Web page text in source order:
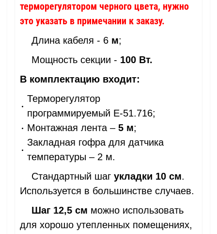
терморегулятором черного цвета, нужно
это указать в примечании к заказу.
Длина кабеля - 6 м;
Мощность секции - 100 Вт.
В комплектацию входит:
Терморегулятор
программируемый Е-51.716;
Монтажная лента –5 м;
Закладная гофра для датчика
температуры – 2 м.
Стандартный шаг укладки 10 см.
Используется в большинстве случаев.
Шаг 12,5 см можно использовать
для хорошо утепленных помещениях,